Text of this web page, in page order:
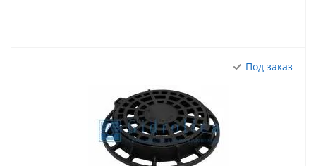
Под заказ